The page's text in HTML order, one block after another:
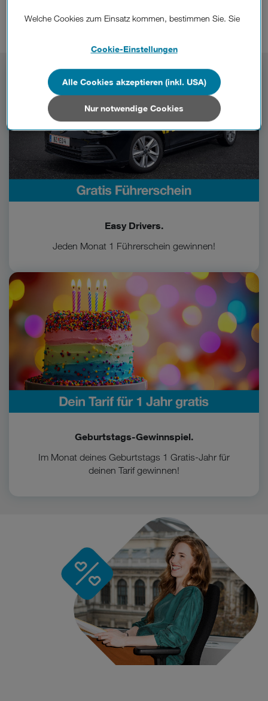
und versuche dein Glück!
Easy Drivers.
Jeden Monat 1 Führerschein gewinnen!
Mitspielen
Geburtstags-Gewinnspiel.
Im Monat deines Geburtstags 1 Gratis-Jahr für
deinen Tarif gewinnen!
Zum Geburtstags-Vorteil
Welche Cookies zum Einsatz kommen, bestimmen Sie. Sie
Details und alle Optionen finden Sie unter „Cookie-
Wenn Sie allen Cookies zustimmen, werden auch Cookies
von Drittanbietern verarbeitet, die Ihre Daten in Ländern
außerhalb der europäischen Union (z.B. in den USA)
verarbeiten. Sie unterliegen keinem EU-konformen
Datenschutzniveau und es stehen keine wirksamen
Rechtsbehelfe zur Verfügung.
Cookies von Unternehmen in Drittstaaten, die ein ähnliches
Datenschutzniveau wie in der Europäischen Union aufweisen
(z.B. Data Privacy Framework), werden wie europäische
Wenn Sie „Nur notwendige Cookies“ wählen, dann sind für
Sie nur jene Cookies im Einsatz, die zur Funktion dieser
Cookie-Einstellungen
Nur notwendige Cookies
Alle Cookies akzeptieren (inkl. USA)